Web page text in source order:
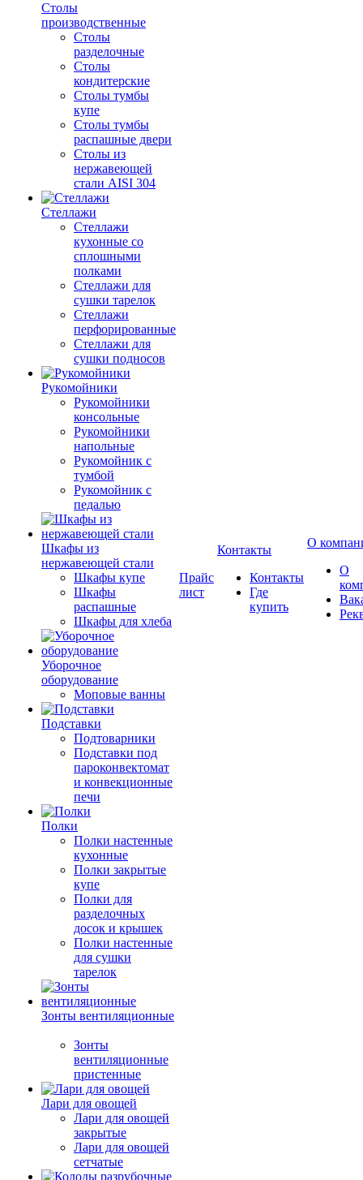
Столы
производственные
Столы
разделочные
Столы
кондитерские
Столы тумбы
купе
Столы тумбы
распашные двери
Столы из
нержавеющей
стали AISI 304
Стеллажи
Стеллажи
кухонные со
сплошными
полками
Стеллажи для
сушки тарелок
Стеллажи
перфорированные
Стеллажи для
сушки подносов
Рукомойники
Рукомойники
консольные
Рукомойники
напольные
Рукомойник с
тумбой
Рукомойник с
педалью
Шкафы из
нержавеющей стали
Шкафы купе
Шкафы
распашные
Шкафы для хлеба
Уборочное
оборудование
Моповые ванны
Подставки
Подтоварники
Подставки под
пароконвектомат
и конвекционные
печи
Полки
Полки настенные
кухонные
Полки закрытые
купе
Полки для
разделочных
досок и крышек
Полки настенные
для сушки
тарелок
Зонты вентиляционные
Зонты
вентиляционные
пристенные
Лари для овощей
Лари для овощей
закрытые
Лари для овощей
сетчатые
Прайс
лист
Контакты
Контакты
Где
купить
О
О